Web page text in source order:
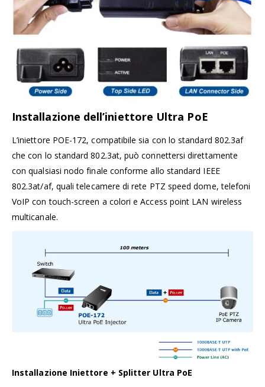
Installazione dell’iniettore Ultra PoE
L’iniettore POE-172, compatibile sia con lo standard 802.3af
che con lo standard 802.3at, può connettersi direttamente
con qualsiasi nodo finale conforme allo standard IEEE
802.3at/af, quali telecamere di rete PTZ speed dome, telefoni
VoIP con touch-screen a colori e Access point LAN wireless
multicanale.
Installazione Iniettore + Splitter Ultra PoE